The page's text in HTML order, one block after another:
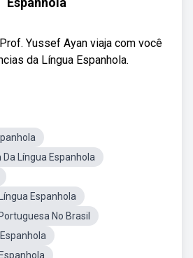
Yussef Ayan viaja com você
da Língua Espanhola.
Língua Espanhola
Espanhola
No Brasil